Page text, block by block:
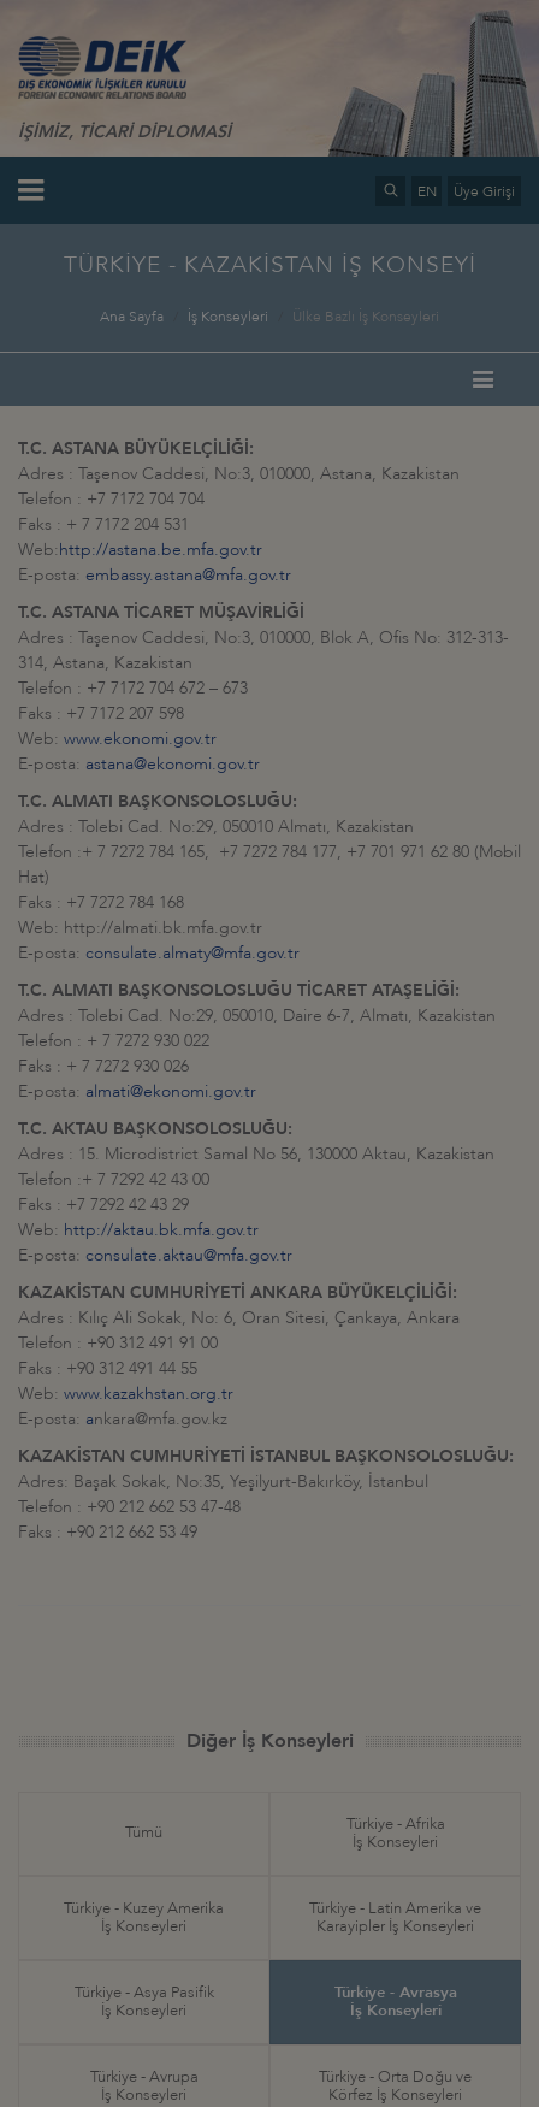
İŞİMİZ, TİCARİ DİPLOMASİ
EN Üye Girişi
TÜRKİYE - KAZAKİSTAN İŞ KONSEYİ
Ana Sayfa İş Konseyleri Ülke Bazlı İş Konseyleri
T.C. ASTANA BÜYÜKELÇİLİĞİ:
Adres : Taşenov Caddesi, No:3, 010000, Astana, Kazakistan
Telefon : +7 7172 704 704
Faks : + 7 7172 204 531
Web:http://astana.be.mfa.gov.tr
E-posta: embassy.astana@mfa.gov.tr
T.C. ASTANA TİCARET MÜŞAVİRLİĞİ
Adres : Taşenov Caddesi, No:3, 010000, Blok A, Ofis No: 312-313-
314, Astana, Kazakistan
Telefon : +7 7172 704 672 – 673
Faks : +7 7172 207 598
Web: www.ekonomi.gov.tr
E-posta: astana@ekonomi.gov.tr
T.C. ALMATI BAŞKONSOLOSLUĞU:
Adres : Tolebi Cad. No:29, 050010 Almatı, Kazakistan
Telefon :+ 7 7272 784 165, +7 7272 784 177, +7 701 971 62 80 (Mobil
Hat)
Faks : +7 7272 784 168
Web: http://almati.bk.mfa.gov.tr
E-posta: consulate.almaty@mfa.gov.tr
T.C. ALMATI BAŞKONSOLOSLUĞU TİCARET ATAŞELİĞİ:
Adres : Tolebi Cad. No:29, 050010, Daire 6-7, Almatı, Kazakistan
Telefon : + 7 7272 930 022
Faks : + 7 7272 930 026
E-posta: almati@ekonomi.gov.tr
T.C. AKTAU BAŞKONSOLOSLUĞU:
Adres : 15. Microdistrict Samal No 56, 130000 Aktau, Kazakistan
Telefon :+ 7 7292 42 43 00
Faks : +7 7292 42 43 29
Web: http://aktau.bk.mfa.gov.tr
E-posta: consulate.aktau@mfa.gov.tr
KAZAKİSTAN CUMHURİYETİ ANKARA BÜYÜKELÇİLİĞİ:
Adres : Kılıç Ali Sokak, No: 6, Oran Sitesi, Çankaya, Ankara
Telefon : +90 312 491 91 00
Faks : +90 312 491 44 55
Web: www.kazakhstan.org.tr
E-posta: ankara@mfa.gov.kz
KAZAKİSTAN CUMHURİYETİ İSTANBUL BAŞKONSOLOSLUĞU:
Adres: Başak Sokak, No:35, Yeşilyurt-Bakırköy, İstanbul
Telefon : +90 212 662 53 47-48
Faks : +90 212 662 53 49
Diğer İş Konseyleri
Tümü
Türkiye - Afrika
İş Konseyleri
Türkiye - Kuzey Amerika
İş Konseyleri
Türkiye - Latin Amerika ve
Karayipler İş Konseyleri
Türkiye - Asya Pasifik
İş Konseyleri
Türkiye - Avrasya
İş Konseyleri
Türkiye - Avrupa
İş Konseyleri
Türkiye - Orta Doğu ve
Körfez İş Konseyleri